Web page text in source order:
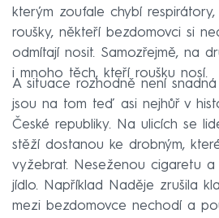
kterým zoufale chybí
roušky, někteří bezdomovci si
odmítají nosit. Samozřejmě, na
i mnoho těch, kteří roušku nosí.
A situace rozhodně není
jsou na tom teď asi nejhůř v
České republiky. Na ulicích se
stěží dostanou ke drobným,
vyžebrat. Neseženou cigaretu
jídlo. Například Naděje zrušila
mezi bezdomovce nechodí a